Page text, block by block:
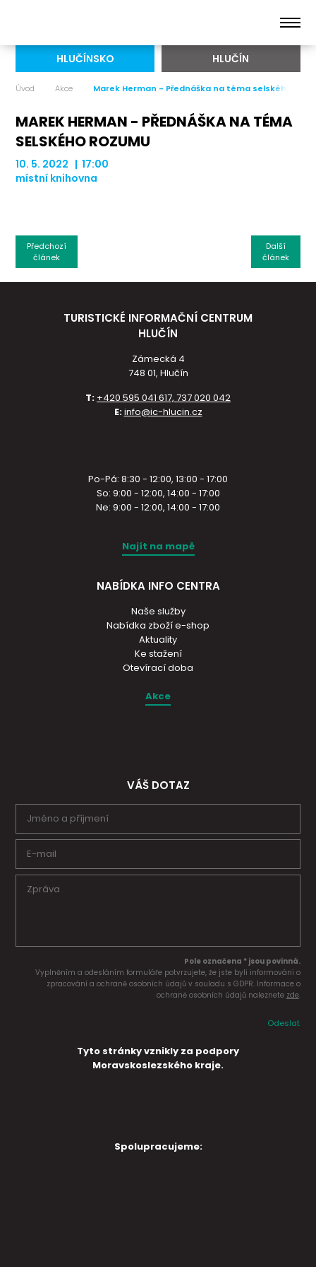
HLUČÍNSKO HLUČÍN
Úvod Akce Marek Herman - Přednáška na téma selského
MAREK HERMAN - PŘEDNÁŠKA NA TÉMA
SELSKÉHO ROZUMU
10. 5. 2022 | 17:00
místní knihovna
Další
článek
Předchozí
článek
TURISTICKÉ INFORMAČNÍ CENTRUM
HLUČÍN
Zámecká 4
748 01, Hlučín
T: +420 595 041 617, 737 020 042
E:info@ic-hlucin.cz
Po-Pá: 8:30 - 12:00, 13:00 - 17:00
So: 9:00 - 12:00, 14:00 - 17:00
Ne: 9:00 - 12:00, 14:00 - 17:00
Najít na mapě
NABÍDKA INFO CENTRA
Naše služby
Nabídka zboží e-shop
Aktuality
Ke stažení
Otevírací doba
Akce
VÁŠ DOTAZ
Pole označena * jsou povinná.
Vyplněním a odesláním formuláře potvrzujete, že jste byli informováni o
zpracování a ochraně osobních údajů v souladu s GDPR. Informace o
ochraně osobních údajů naleznete zde.
Odeslat
Tyto stránky vznikly za podpory
Moravskoslezského kraje.
Spolupracujeme: